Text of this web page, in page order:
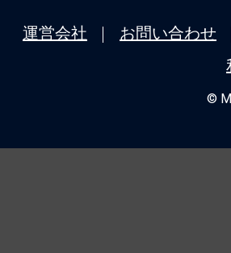
運営会社 お問い合わせ
©